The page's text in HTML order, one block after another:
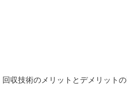
回収技術のメリットとデメリット